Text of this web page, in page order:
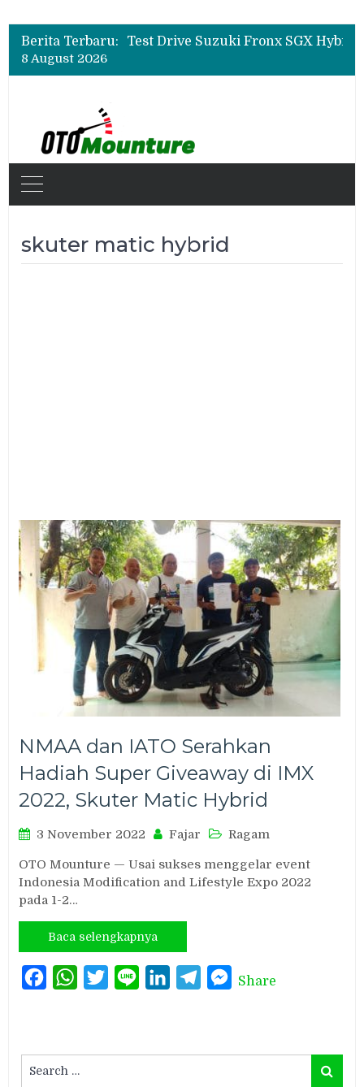
Berita Terbaru:
Beli Mobil Jangan Cuma Lihat Cicilan, TAF dan OJK Tekankan Pentingnya Literasi Keuangan
Beli Mobil Jangan Cuma Lihat Cicilan, TAF dan OJK Tekankan Pentingnya Literasi Keuangan
8 August 2026
skuter matic hybrid
NMAA dan IATO Serahkan
Hadiah Super Giveaway di IMX
2022, Skuter Matic Hybrid
3 November 2022 Fajar Ragam
OTO Mounture — Usai sukses menggelar event
Indonesia Modification and Lifestyle Expo 2022
pada 1-2…
Baca selengkapnya
FacebookWhatsAppTwitterLine LinkedInTelegramMessenger
Share
for:
Search